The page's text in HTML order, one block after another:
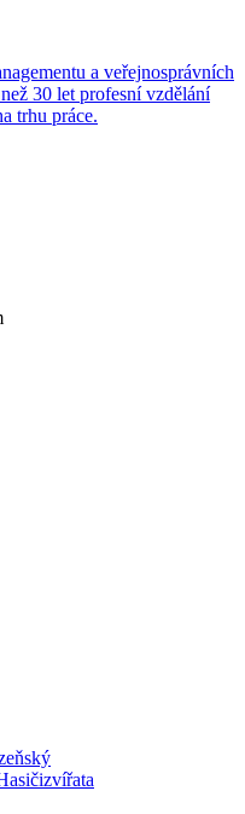
a veřejnosprávních
30 let profesní vzdělání
trhu práce.
zvířata